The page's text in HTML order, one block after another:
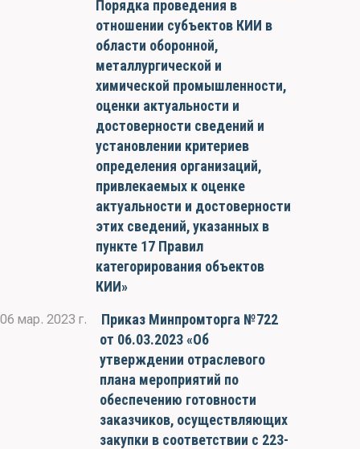
Порядка проведения в
отношении субъектов КИИ в
области оборонной,
металлургической и
химической промышленности,
оценки актуальности и
достоверности сведений и
установлении критериев
определения организаций,
привлекаемых к оценке
актуальности и достоверности
этих сведений, указанных в
пункте 17 Правил
категорирования объектов
КИИ»
06 мар. 2023 г.
Приказ Минпромторга №722
от 06.03.2023 «Об
утверждении отраслевого
плана мероприятий по
обеспечению готовности
заказчиков, осуществляющих
закупки в соответствии с 223-